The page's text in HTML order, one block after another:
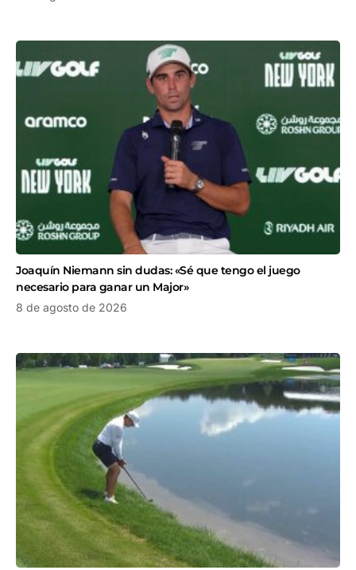
Joaquín Niemann sin dudas: «Sé que tengo el juego
necesario para ganar un Major»
8 de agosto de 2026